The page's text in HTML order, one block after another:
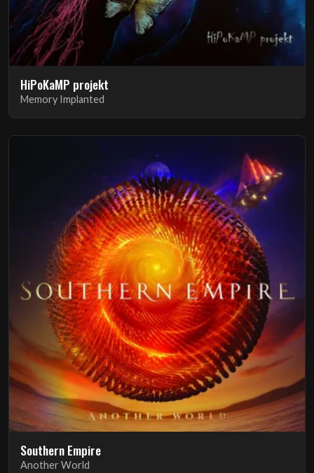
HiPoKaMP projekt
Memory Implanted
Southern Empire
Another World